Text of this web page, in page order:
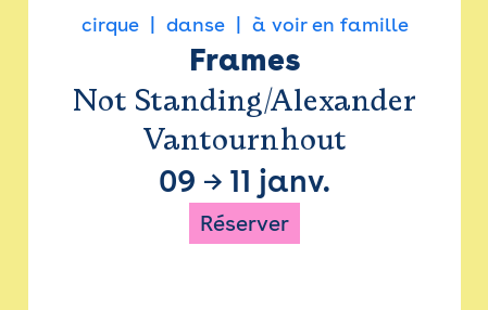
cirque danse à voir en famille
Frames
Not Standing/Alexander
Vantournhout
09 → 11 janv.
Réserver